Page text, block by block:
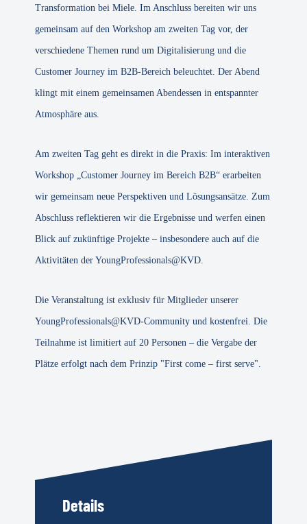
Transformation bei Miele. Im Anschluss bereiten wir uns
gemeinsam auf den Workshop am zweiten Tag vor, der
verschiedene Themen rund um Digitalisierung und die
Customer Journey im B2B-Bereich beleuchtet. Der Abend
klingt mit einem gemeinsamen Abendessen in entspannter
Atmosphäre aus.
Am zweiten Tag geht es direkt in die Praxis: Im interaktiven
Workshop „Customer Journey im Bereich B2B“ erarbeiten
wir gemeinsam neue Perspektiven und Lösungsansätze. Zum
Abschluss reflektieren wir die Ergebnisse und werfen einen
Blick auf zukünftige Projekte – insbesondere auch auf die
Aktivitäten der YoungProfessionals@KVD.
Die Veranstaltung ist exklusiv für Mitglieder unserer
YoungProfessionals@KVD-Community und kostenfrei. Die
Teilnahme ist limitiert auf 20 Personen – die Vergabe der
Plätze erfolgt nach dem Prinzip "First come – first serve".
Details